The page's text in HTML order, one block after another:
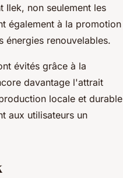
Ilek, non seulement les
également à la promotion
énergies renouvelables.
évités grâce à la
davantage l'attrait
locale et durable
aux utilisateurs un